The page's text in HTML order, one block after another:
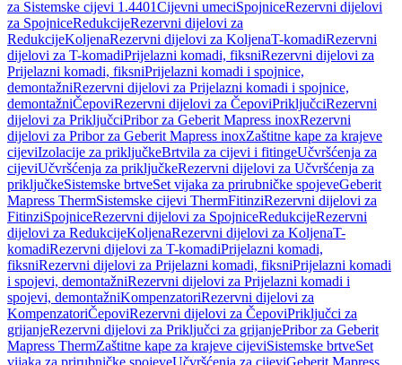
za Sistemske cijevi 1.4401Cijevni umeciSpojniceRezervni dijelovi
za SpojniceRedukcijeRezervni dijelovi za
RedukcijeKoljenaRezervni dijelovi za KoljenaT-komadiRezervni
dijelovi za T-komadiPrijelazni komadi, fiksniRezervni dijelovi za
Prijelazni komadi, fiksniPrijelazni komadi i spojnice,
demontažniRezervni dijelovi za Prijelazni komadi i spojnice,
demontažniČepoviRezervni dijelovi za ČepoviPriključciRezervni
dijelovi za PriključciPribor za Geberit Mapress inoxRezervni
dijelovi za Pribor za Geberit Mapress inoxZaštitne kape za krajeve
cijeviIzolacije za priključkeBrtvila za cijevi i fitingeUčvršćenja za
cijeviUčvršćenja za priključkeRezervni dijelovi za Učvršćenja za
priključkeSistemske brtveSet vijaka za prirubničke spojeveGeberit
Mapress ThermSistemske cijevi ThermFitinziRezervni dijelovi za
FitinziSpojniceRezervni dijelovi za SpojniceRedukcijeRezervni
dijelovi za RedukcijeKoljenaRezervni dijelovi za KoljenaT-
komadiRezervni dijelovi za T-komadiPrijelazni komadi,
fiksniRezervni dijelovi za Prijelazni komadi, fiksniPrijelazni komadi
i spojevi, demontažniRezervni dijelovi za Prijelazni komadi i
spojevi, demontažniKompenzatoriRezervni dijelovi za
KompenzatoriČepoviRezervni dijelovi za ČepoviPriključci za
grijanjeRezervni dijelovi za Priključci za grijanjePribor za Geberit
Mapress ThermZaštitne kape za krajeve cijeviSistemske brtveSet
vijaka za prirubničke spojeveUčvršćenja za cijeviGeberit Mapress